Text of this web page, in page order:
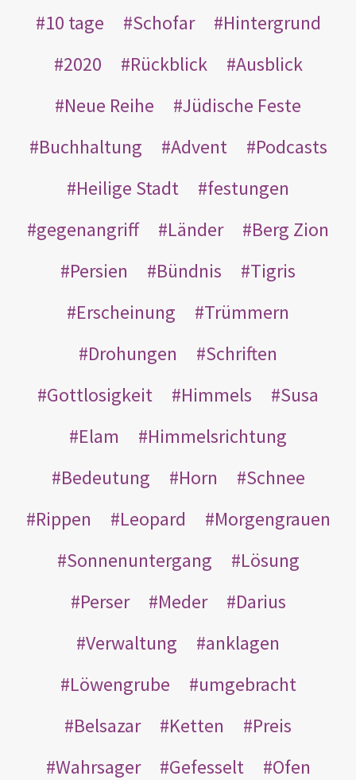
10 tage
Schofar
Hintergrund
2020
Rückblick
Ausblick
Neue Reihe
Jüdische Feste
Buchhaltung
Advent
Podcasts
Heilige Stadt
festungen
gegenangriff
Länder
Berg Zion
Persien
Bündnis
Tigris
Erscheinung
Trümmern
Drohungen
Schriften
Gottlosigkeit
Himmels
Susa
Elam
Himmelsrichtung
Bedeutung
Horn
Schnee
Rippen
Leopard
Morgengrauen
Sonnenuntergang
Lösung
Perser
Meder
Darius
Verwaltung
anklagen
Löwengrube
umgebracht
Belsazar
Ketten
Preis
Wahrsager
Gefesselt
Ofen